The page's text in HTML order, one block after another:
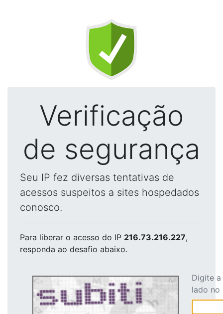
Verificação
de segurança
Seu IP fez diversas tentativas de
acessos suspeitos a sites hospedados
conosco.
Para liberar o acesso do IP 216.73.216.227,
responda ao desafio abaixo.
Digite
lado no